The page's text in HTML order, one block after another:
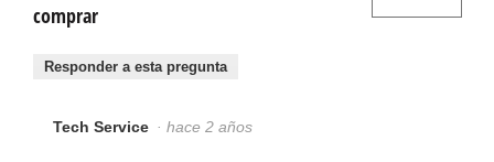
comprar
Responder a esta pregunta
Tech Service · hace 2 años